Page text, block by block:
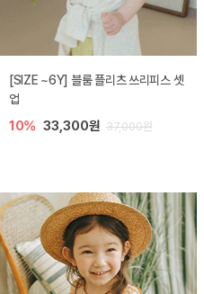
[SIZE ~6Y] 블룸 플리츠 쓰리피스 셋
업
10% 33,300원 37,000원